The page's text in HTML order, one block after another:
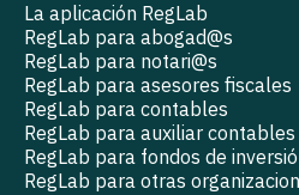
La aplicación RegLab
RegLab para abogad@s
RegLab para notari@s
RegLab para asesores fiscales
RegLab para contables
RegLab para auxiliar contables
RegLab para fondos de
RegLab para otras